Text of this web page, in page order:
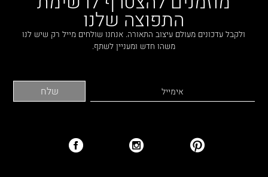
התפוצה שלנו
ולקבל עדכונים מעולם עיצוב התאורה. אנחנו שולחים מייל רק שיש לנו
משהו חדש ומעניין לשתף.